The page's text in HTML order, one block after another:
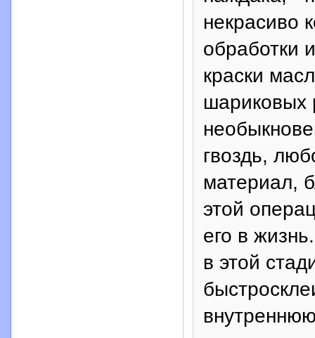
некрасиво
обработки
краски
шариковых
гвоздь,
материал,
этой
его в
в этой